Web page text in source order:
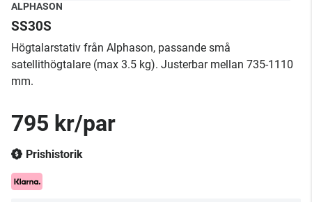
ALPHASON
SS30S
Högtalarstativ från Alphason, passande små
satellithögtalare (max 3.5 kg). Justerbar mellan 735-1110
mm.
795 kr/par
Prishistorik